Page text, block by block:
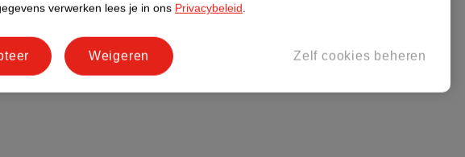
verwerken lees je in ons Privacybeleid.
Zelf cookies beheren
Weigeren